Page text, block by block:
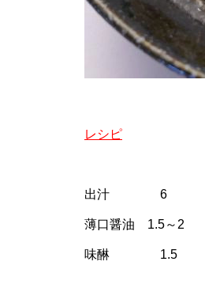
レシピ
出汁 6
薄口醤油 1.5～2
味醂 1.5